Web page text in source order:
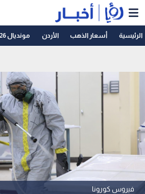
الرئيسية أسعار الذهب الأردن مونديال 2026
فيروس كورونا